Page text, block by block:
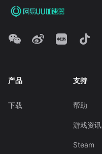
产品
下载
支持
帮助
游戏资讯
Steam